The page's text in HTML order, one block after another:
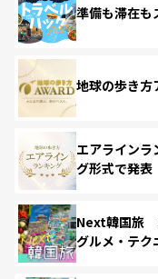
準備も滞在
地球の歩き方
エアライン
グ形式で発表
Next韓国旅
グルメ・テク